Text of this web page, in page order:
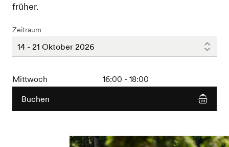
früher.
Zeitraum
Mittwoch
16:00 - 18:00
Buchen